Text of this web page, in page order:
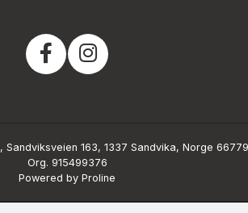
Sandviksveien 163, 1337 Sandvika, Norge
Org. 915499376
Powered by Proline